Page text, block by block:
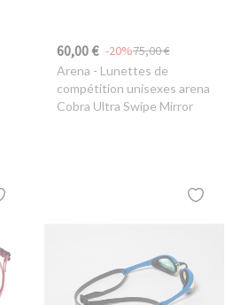
60,00 € 75,00 €
-20%
Arena - Lunettes de
compétition unisexes arena
Cobra Ultra Swipe Mirror